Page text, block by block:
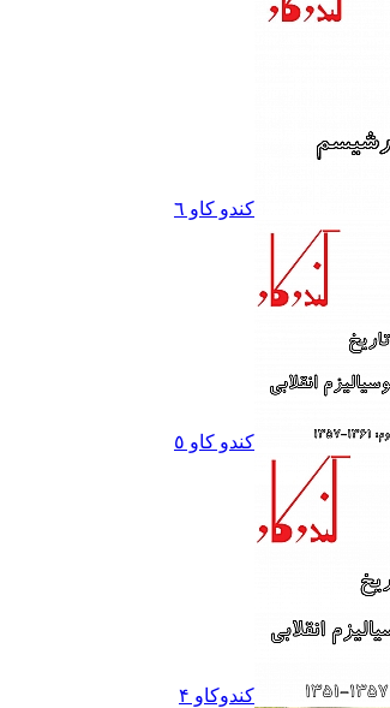
کندو کاو ٦
کندو کاو ٥
کندوکاو ۴